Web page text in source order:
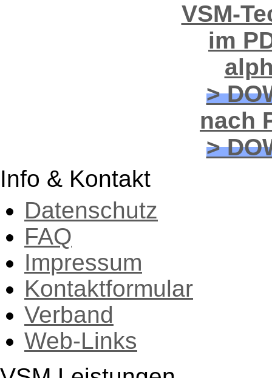
VSM-
im
>
nach
>
Info & Kontakt
Datenschutz
FAQ
Impressum
Kontaktformular
Verband
Web-Links